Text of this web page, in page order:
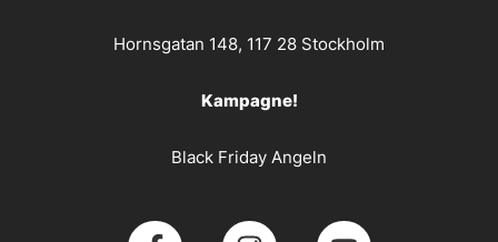
Hornsgatan 148, 117 28 Stockholm
Kampagne!
Black Friday Angeln